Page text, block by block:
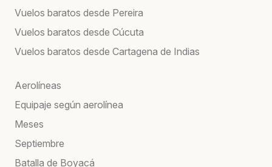
Vuelos baratos desde Pereira
Vuelos baratos desde Cúcuta
Vuelos baratos desde Cartagena de Indias
Aerolíneas
Equipaje según aerolínea
Meses
Septiembre
Batalla de Boyacá